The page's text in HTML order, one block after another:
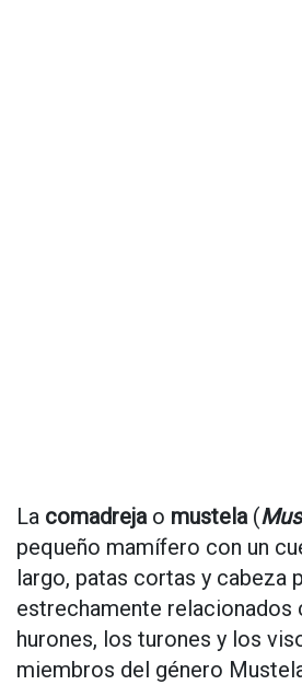
La comadrejao mustela(
pequeño mamífero con un
largo, patas cortas y cabeza
estrechamente relacionados
hurones, los turones y los
miembros del género